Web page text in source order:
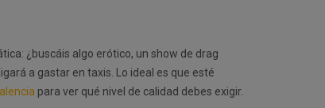
¿buscáis algo erótico, un show de drag
a gastar en taxis. Lo ideal es que esté
para ver qué nivel de calidad debes exigir.